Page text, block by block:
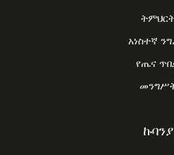
አነስተኛ
የጤና
ኩባንያ